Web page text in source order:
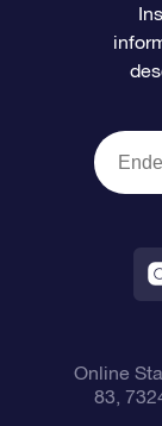
O
Página
Um
OSR
Política
Online
83,